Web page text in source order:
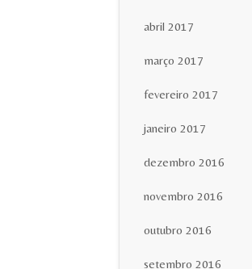
abril 2017
março 2017
fevereiro 2017
janeiro 2017
dezembro 2016
novembro 2016
outubro 2016
setembro 2016